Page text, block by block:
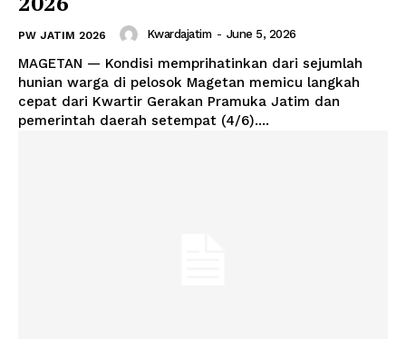
PW JATIM 2026 Kwardajatim - June 5, 2026
MAGETAN — Kondisi memprihatinkan dari sejumlah
hunian warga di pelosok Magetan memicu langkah
cepat dari Kwartir Gerakan Pramuka Jatim dan
pemerintah daerah setempat (4/6)....